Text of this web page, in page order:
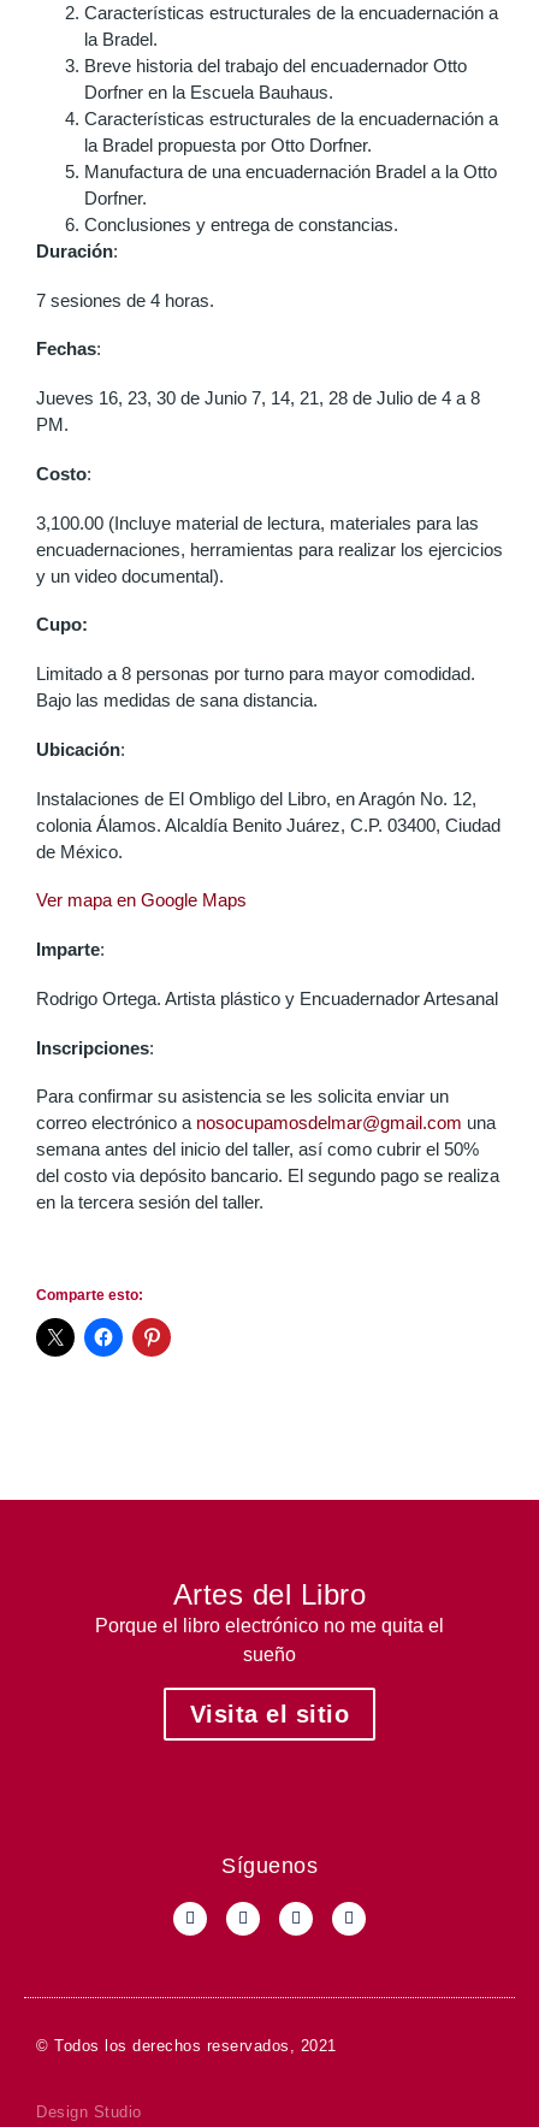
Características estructurales de la encuadernación a
la Bradel.
Breve historia del trabajo del encuadernador Otto
Dorfner en la Escuela Bauhaus.
Características estructurales de la encuadernación a
la Bradel propuesta por Otto Dorfner.
Manufactura de una encuadernación Bradel a la Otto
Dorfner.
Conclusiones y entrega de constancias.
Duración:
7 sesiones de 4 horas.
Fechas:
Jueves 16, 23, 30 de Junio 7, 14, 21, 28 de Julio de 4 a 8
PM.
Costo:
3,100.00 (Incluye material de lectura, materiales para las
encuadernaciones, herramientas para realizar los ejercicios
y un video documental).
Cupo:
Limitado a 8 personas por turno para mayor comodidad.
Bajo las medidas de sana distancia.
Ubicación:
Instalaciones de El Ombligo del Libro, en Aragón No. 12,
colonia Álamos. Alcaldía Benito Juárez, C.P. 03400, Ciudad
de México.
Ver mapa en Google Maps
Imparte:
Rodrigo Ortega. Artista plástico y Encuadernador Artesanal
Inscripciones:
Para confirmar su asistencia se les solicita enviar un
correo electrónico a nosocupamosdelmar@gmail.com una
semana antes del inicio del taller, así como cubrir el 50%
del costo via depósito bancario. El segundo pago se realiza
en la tercera sesión del taller.
Comparte esto:
Artes del Libro
Porque el libro electrónico no me quita el
sueño
Visita el sitio
Síguenos
© Todos los derechos reservados, 2021
Design Studio